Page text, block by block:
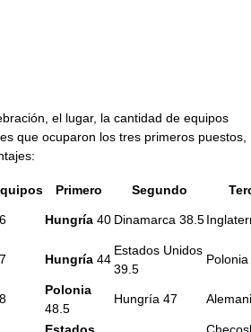
el lugar, la cantidad de equipos
que ocuparon los tres primeros puestos,
Primero Segundo
Hungría 40 Dinamarca 38.5
Hungría 44
Estados Unidos
39.5
Polonia
48.5
Hungría 47